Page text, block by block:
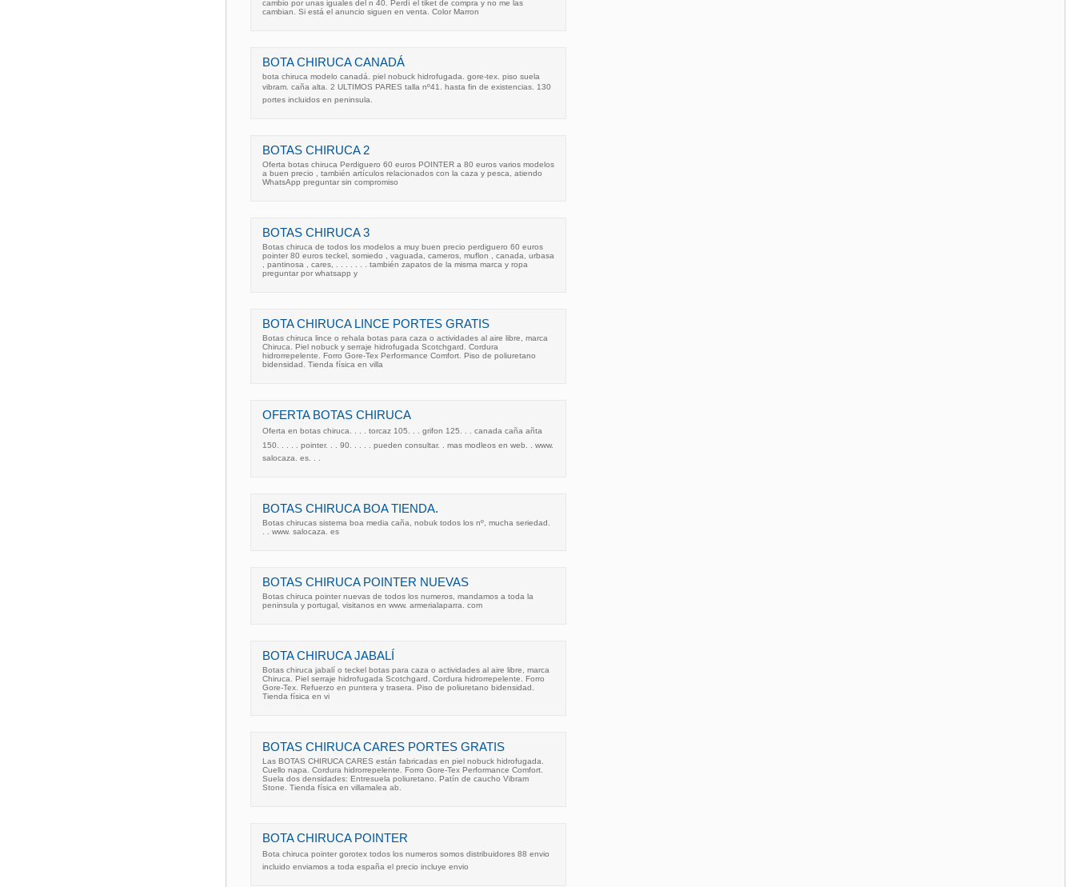
cambio por unas iguales del n 40. Perdí el tiket de compra y no me las
cambian. Si está el anuncio siguen en venta. Color Marron
BOTA CHIRUCA CANADÁ
bota chiruca modelo canadá. piel nobuck hidrofugada. gore-tex. piso suela
vibram. caña alta. 2 ULTIMOS PARES talla nº41. hasta fin de existencias. 130
portes incluidos en peninsula.
BOTAS CHIRUCA 2
Oferta botas chiruca Perdiguero 60 euros POINTER a 80 euros varios modelos
a buen precio , también artículos relacionados con la caza y pesca, atiendo
WhatsApp preguntar sin compromiso
BOTAS CHIRUCA 3
Botas chiruca de todos los modelos a muy buen precio perdiguero 60 euros
pointer 80 euros teckel, somiedo , vaguada, cameros, muflon , canada, urbasa
, pantinosa , cares, . . . . . . . también zapatos de la misma marca y ropa
preguntar por whatsapp y
BOTA CHIRUCA LINCE PORTES GRATIS
Botas chiruca lince o rehala botas para caza o actividades al aire libre, marca
Chiruca. Piel nobuck y serraje hidrofugada Scotchgard. Cordura
hidrorrepelente. Forro Gore-Tex Performance Comfort. Piso de poliuretano
bidensidad. Tienda física en villa
OFERTA BOTAS CHIRUCA
Oferta en botas chiruca. . . . torcaz 105. . . grifon 125. . . canada caña añta
150. . . . . pointer. . . 90. . . . . pueden consultar. . mas modleos en web. . www.
salocaza. es. . .
BOTAS CHIRUCA BOA TIENDA.
Botas chirucas sistema boa media caña, nobuk todos los nº, mucha seriedad.
. . www. salocaza. es
BOTAS CHIRUCA POINTER NUEVAS
Botas chiruca pointer nuevas de todos los numeros, mandamos a toda la
peninsula y portugal, visitanos en www. armerialaparra. com
BOTA CHIRUCA JABALÍ
Botas chiruca jabalí o teckel botas para caza o actividades al aire libre, marca
Chiruca. Piel serraje hidrofugada Scotchgard. Cordura hidrorrepelente. Forro
Gore-Tex. Refuerzo en puntera y trasera. Piso de poliuretano bidensidad.
Tienda física en vi
BOTAS CHIRUCA CARES PORTES GRATIS
Las BOTAS CHIRUCA CARES están fabricadas en piel nobuck hidrofugada.
Cuello napa. Cordura hidrorrepelente. Forro Gore-Tex Performance Comfort.
Suela dos densidades: Entresuela poliuretano. Patín de caucho Vibram
Stone. Tienda física en villamalea ab.
BOTA CHIRUCA POINTER
Bota chiruca pointer gorotex todos los numeros somos distribuidores 88 envio
incluido enviamos a toda españa el precio incluye envio